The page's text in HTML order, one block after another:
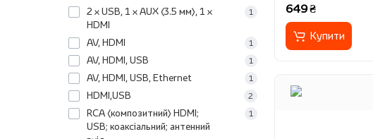
2 x USB, 1 х AUX (3.5 мм), 1 х
HDMI
1
AV, HDMI 1
AV, HDMI, USB 1
AV, HDMI, USB, Ethernet 1
HDMI,USB 2
RCA (композитний) HDMI;
USB; коаксіальний; антенний
1
649 ₴
Купити